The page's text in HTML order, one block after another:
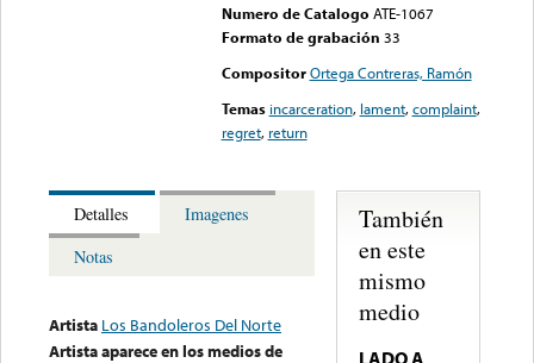
Numero de Catalogo ATE-1067
Formato de grabación 33
Compositor Ortega Contreras, Ramón
Temas incarceration, lament,complaint,
regret, return
Detalles
Imagenes
Notas
Artista Los Bandoleros Del Norte
Artista aparece en los medios de
También
en este
mismo
medio
LADO A